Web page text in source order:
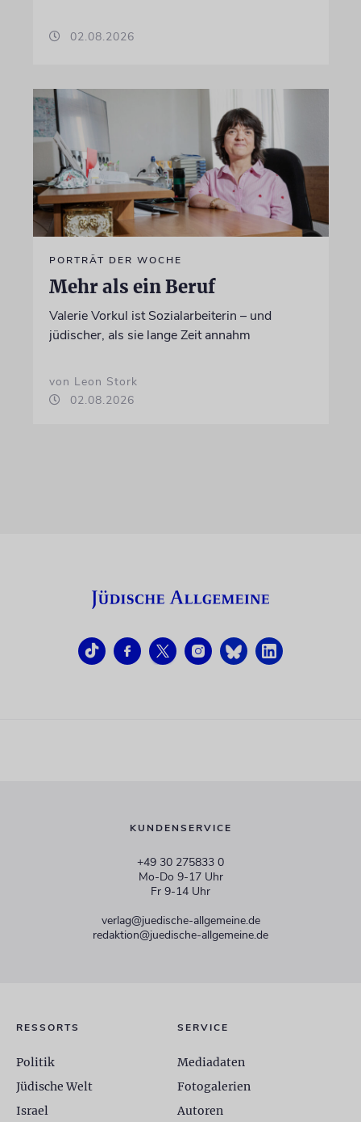
02.08.2026
PORTRÄT DER WOCHE
Mehr als ein Beruf
Valerie Vorkul ist Sozialarbeiterin – und
jüdischer, als sie lange Zeit annahm
von Leon Stork
02.08.2026
KUNDENSERVICE
+49 30 275833 0
Mo-Do 9-17 Uhr
Fr 9-14 Uhr
verlag@juedische-allgemeine.de
redaktion@juedische-allgemeine.de
RESSORTS
Politik
Jüdische Welt
Israel
SERVICE
Mediadaten
Fotogalerien
Autoren